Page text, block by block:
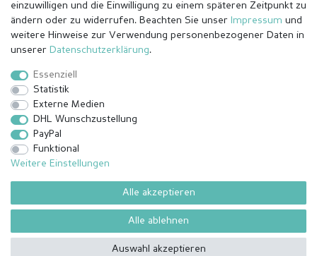
Impressum Daten­schutz­erklärung
Barrierefreiheitserklärung
© Copyright 2026 | Alle Rechte vorbehalten.
¹ Alle bezahlten Bestellungen bis 14 Uhr werden am selben Tag (Mo-
Fr außer Feiertage) versendet außer angefertigte Ware
einzuwilligen und die Einwilligung zu einem späteren Zeitpunkt zu
ändern oder zu widerrufen. Beachten Sie unser Impressum und
weitere Hinweise zur Verwendung personenbezogener Daten in
unserer Daten­schutz­erklärung.
Essenziell
Statistik
Externe Medien
DHL Wunschzustellung
PayPal
Funktional
Weitere Einstellungen
Alle akzeptieren
Alle ablehnen
Auswahl akzeptieren